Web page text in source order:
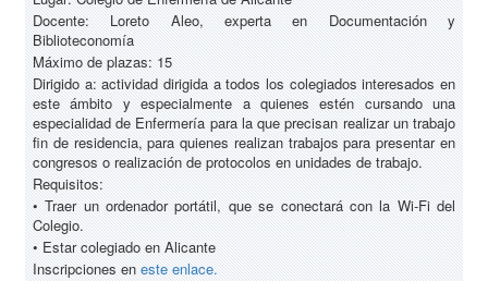
Docente: Loreto Aleo, experta en Documentación y
Biblioteconomía
Máximo de plazas: 15
Dirigido a: actividad dirigida a todos los colegiados interesados en
este ámbito y especialmente a quienes estén cursando una
especialidad de Enfermería para la que precisan realizar un trabajo
fin de residencia, para quienes realizan trabajos para presentar en
congresos o realización de protocolos en unidades de trabajo.
Requisitos:
• Traer un ordenador portátil, que se conectará con la Wi-Fi del
Colegio.
• Estar colegiado en Alicante
Inscripciones en este enlace.